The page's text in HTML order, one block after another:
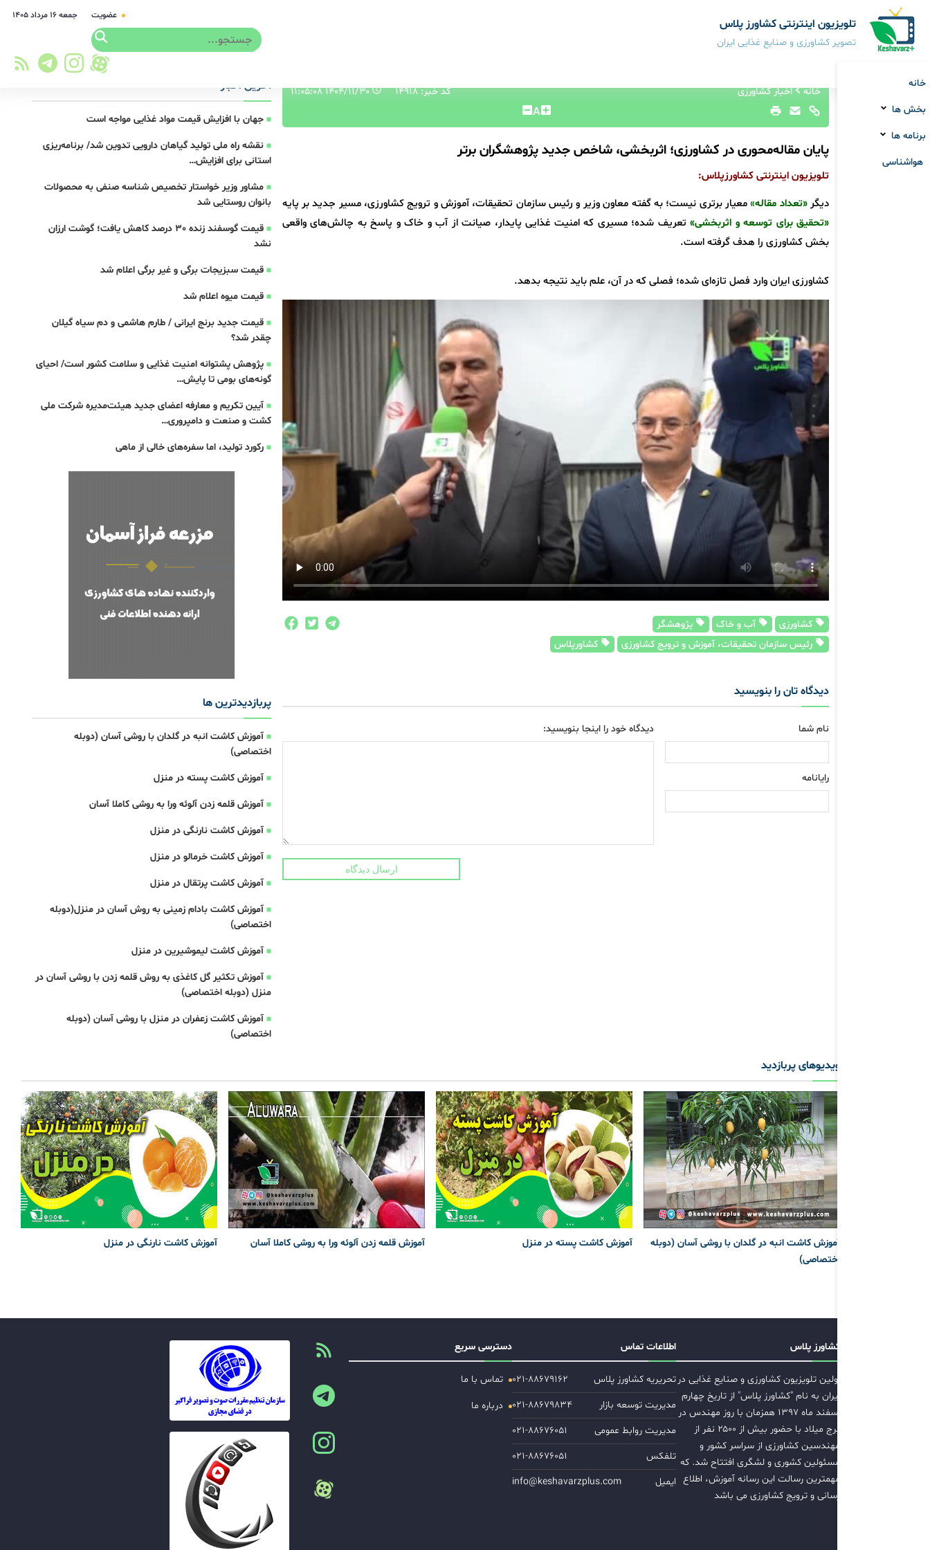
تلویزیون اینترنتی کشاورز پلاس
تصویر کشاورزی و صنایع غذایی ایران
عضویت جمعه ۱۶ مرداد ۱۴۰۵
خانه
بخش ها
برنامه ها
هواشناسی
خانه اخبار کشاورزی کد خبر: 14918 ۱۴۰۴/۱۱/۳۰ ۱۱:۰۵:۰۸
A
پایان مقاله‌محوری در کشاورزی؛ اثربخشی، شاخص جدید پژوهشگران برتر
تلویزیون اینترنتی کشاورزپلاس:
دیگر«تعداد مقاله»معیار برتری نیست؛ به گفته معاون وزیر و رئیس سازمان تحقیقات، آموزش و ترویج کشاورزی، مسیر جدید بر پایه
«تحقیق برای توسعه و اثربخشی»تعریف شده؛ مسیری که امنیت غذایی پایدار، صیانت از آب و خاک و پاسخ به چالش‌های واقعی
بخش کشاورزی را هدف گرفته است.
کشاورزی ایران وارد فصل تازه‌ای شده؛ فصلی که در آن، علم باید نتیجه بدهد.
کشاورزی آب و خاک
پژوهشگر
رئیس سازمان تحقیقات، آموزش و ترویج کشاورزی
کشاورپلاس
دیدگاه تان را بنویسید
نام شما
رایانامه
دیدگاه خود را اینجا بنویسید:
ارسال دیدگاه
آخرین اخبار
جهان با افزایش قیمت مواد غذایی مواجه است
نقشه راه ملی تولید گیاهان دارویی تدوین شد/ برنامه‌ریزی
استانی برای افزایش…
مشاور وزیر خواستار تخصیص شناسه صنفی به محصولات
بانوان روستایی شد
قیمت گوسفند زنده 30 درصد کاهش یافت؛ گوشت ارزان
نشد
قیمت سبزیجات برگی و غیر برگی اعلام شد
قیمت میوه اعلام شد
قیمت جدید برنج ایرانی / طارم هاشمی و دم سیاه گیلان
چقدر شد؟
پژوهش پشتوانه امنیت غذایی و سلامت کشور است/ احیای
گونه‌های بومی تا پایش…
آیین تکریم و معارفه اعضای جدید هیئت‌مدیره شرکت ملی
کشت و صنعت و دامپروری…
رکورد تولید، اما سفره‌های خالی از ماهی
پربازدیدترین ها
آموزش کاشت انبه در گلدان با روشی آسان (دوبله
اختصاصی)
آموزش کاشت پسته در منزل
آموزش قلمه زدن آلوئه ورا به روشی کاملا آسان
آموزش کاشت نارنگی در منزل
آموزش کاشت خرمالو در منزل
آموزش کاشت پرتقال در منزل
آموزش کاشت بادام زمینی به روش آسان در منزل(دوبله
اختصاصی)
آموزش کاشت لیموشیرین در منزل
آموزش تکثیر گل کاغذی به روش قلمه زدن با روشی آسان در
منزل (دوبله اختصاصی)
آموزش کاشت زعفران در منزل با روشی آسان (دوبله
اختصاصی)
ویدیوهای پربازدید
آموزش کاشت انبه در گلدان با روشی آسان (دوبله
اختصاصی)
آموزش کاشت پسته در منزل آموزش قلمه زدن آلوئه ورا به روشی کاملا آسان آموزش کاشت نارنگی در منزل
کشاورز پلاس
اولین تلویزیون کشاورزی و صنایع غذایی در
ایران به نام "کشاورز پلاس" از تاریخ چهارم
اسفند ماه ۱۳۹۷ همزمان با روز مهندس در
برج میلاد با حضور بیش از ۲۵۰۰ نفر از
مهندسین کشاورزی از سراسر کشور و
مسئولین کشوری و لشگری افتتاح شد. که
مهمترین رسالت این رسانه آموزش، اطلاع
رسانی و ترویج کشاورزی می باشد
اطلاعات تماس
تحریریه کشاورز پلاس
۰۲۱-۸۸۶۷۹۱۶۲
مدیریت توسعه بازار
۰۲۱-۸۸۶۷۹۸۳۴
مدیریت روابط عمومی
۰۲۱-۸۸۶۷۶۰۵۱
تلفکس
۰۲۱-۸۸۶۷۶۰۵۱
ایمیل
info@keshavarzplus.com
دسترسی سریع
تماس با ما
درباره ما